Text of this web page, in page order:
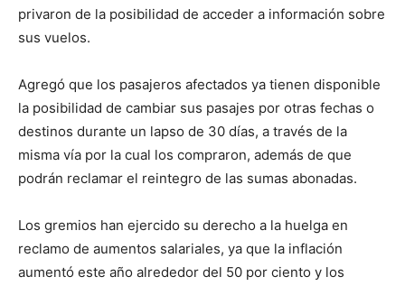
privaron de la posibilidad de acceder a información sobre
sus vuelos.
Agregó que los pasajeros afectados ya tienen disponible
la posibilidad de cambiar sus pasajes por otras fechas o
destinos durante un lapso de 30 días, a través de la
misma vía por la cual los compraron, además de que
podrán reclamar el reintegro de las sumas abonadas.
Los gremios han ejercido su derecho a la huelga en
reclamo de aumentos salariales, ya que la inflación
aumentó este año alrededor del 50 por ciento y los